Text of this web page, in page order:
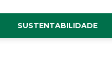
SUSTENTABILIDADE